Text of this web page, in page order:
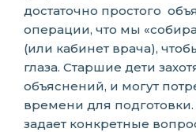
достаточно простого
операции, что мы
(или кабинет врача),
глаза. Старшие дети
объяснений, и могут
времени для
задает конкретные